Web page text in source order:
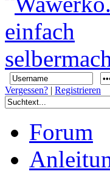
Vergessen? | Registrieren
Forum